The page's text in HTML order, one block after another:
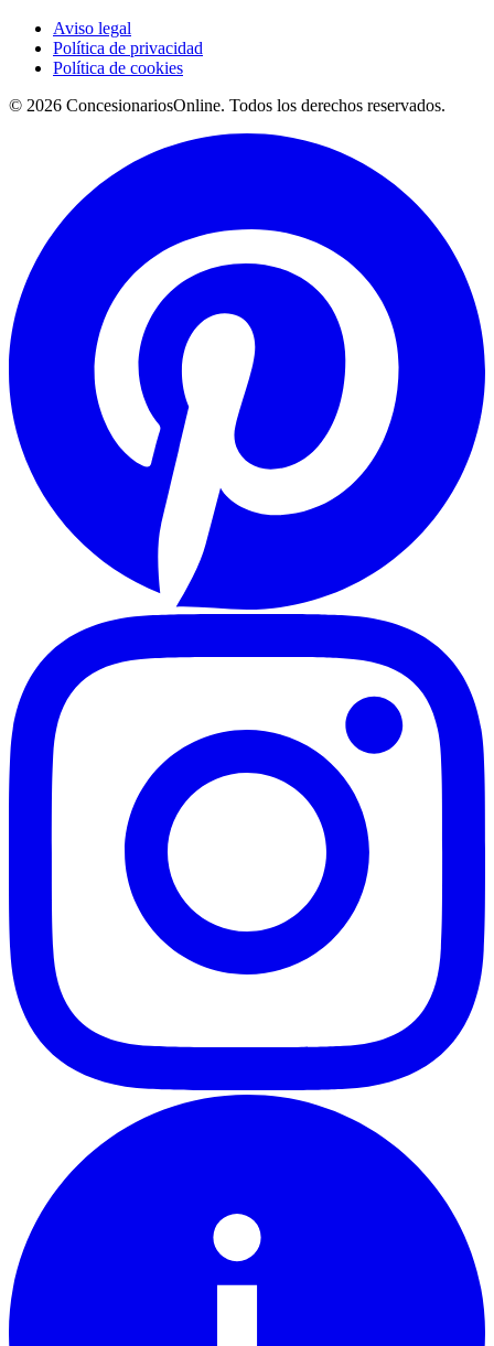
Aviso legal
Política de privacidad
Política de cookies
© 2026 ConcesionariosOnline. Todos los derechos reservados.